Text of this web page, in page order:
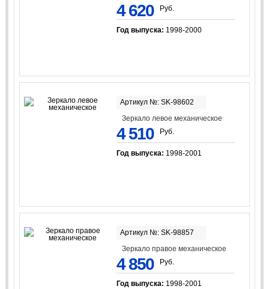
4 620 Руб.
Год выпуска: 1998-2000
Артикул №: SK-98602
Зеркало левое механическое
4 510 Руб.
Год выпуска: 1998-2001
Артикул №: SK-98857
Зеркало правое механическое
4 850 Руб.
Год выпуска: 1998-2001